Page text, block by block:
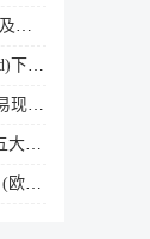
程
流程
介绍
例)